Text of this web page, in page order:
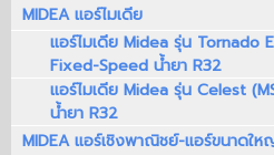
MIDEA แอร์ไมเดีย
แอร์ไมเดีย Midea รุ่น Tornado
Fixed-Speed น้ำยา R32
แอร์ไมเดีย Midea รุ่น Celest
น้ำยา R32
MIDEA แอร์เชิงพาณิชย์-แอร์ขนาดให